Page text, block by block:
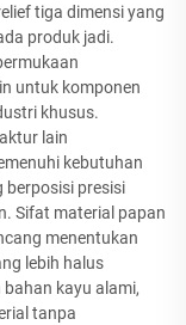
tiga dimensi yang
produk jadi.
untuk komponen
khusus.
lain
kebutuhan
berposisi presisi
Sifat material papan
menentukan
lebih halus
kayu alami,
tanpa